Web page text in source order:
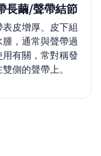
長繭/聲帶結節
表皮增厚、皮下組
腫，通常與聲帶過
用有關，常對稱發
側的聲帶上。